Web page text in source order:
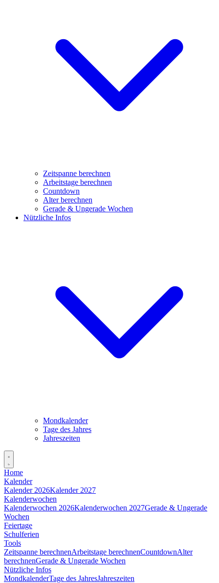
Zeitspanne berechnen
Arbeitstage berechnen
Countdown
Alter berechnen
Gerade & Ungerade Wochen
Nützliche Infos
Mondkalender
Tage des Jahres
Jahreszeiten
Home
Kalender
Kalender 2026Kalender 2027
Kalenderwochen
Kalenderwochen 2026Kalenderwochen 2027Gerade & Ungerade
Wochen
Feiertage
Schulferien
Tools
Zeitspanne berechnenArbeitstage berechnenCountdownAlter
berechnenGerade & Ungerade Wochen
Nützliche Infos
MondkalenderTage des JahresJahreszeiten